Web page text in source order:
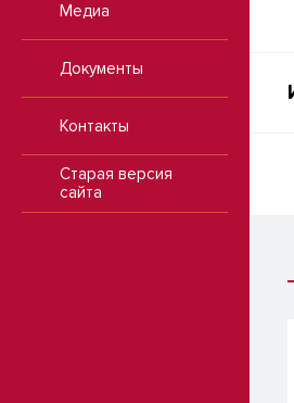
Медиа
Документы
Контакты
Старая версия
сайта